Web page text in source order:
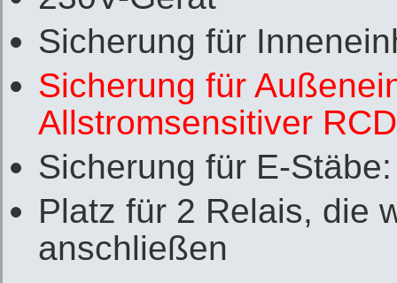
Sicherung für
Sicherung für
Allstromsensitiver
Sicherung für E-
Platz für 2 Relais, die
anschließen